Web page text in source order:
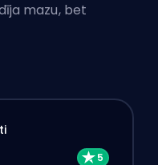
mazu, bet